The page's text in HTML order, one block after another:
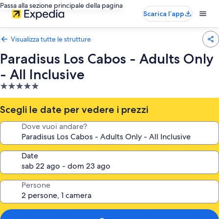
Passa alla sezione principale della pagina
Scarica l’app
Visualizza tutte le strutture
Paradisus Los Cabos - Adults Only
- All Inclusive
Struttura
a
5.0
stelle
Scegli le date per vedere i prezzi
Dove vuoi andare?
Date
Persone